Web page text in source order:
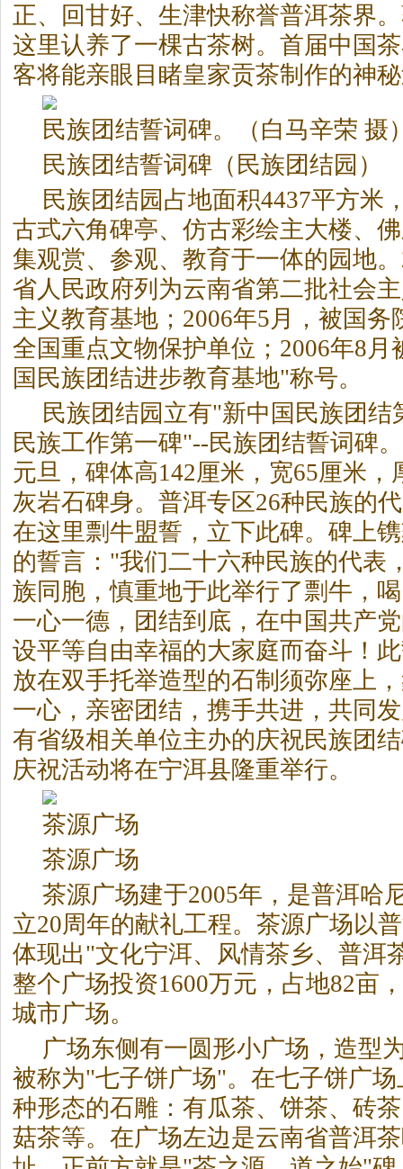
正、回甘好、生津快称誉普洱茶界
这里认养了一棵古茶树。首届中国茶
客将能亲眼目睹皇家贡茶制作的神
民族团结誓词碑。（白马辛荣 摄
民族团结誓词碑（民族团结园）
民族团结园占地面积4437平方米
古式六角碑亭、仿古彩绘主大楼、
集观赏、参观、教育于一体的园地
省人民政府列为云南省第二批社会
主义教育基地；2006年5月，被国务
全国重点文物保护单位；2006年8
国民族团结进步教育基地"称号。
民族团结园立有"新中国民族团
民族工作第一碑"--民族团结誓词碑
元旦，碑体高142厘米，宽65厘米，
灰岩石碑身。普洱专区26种民族的
在这里剽牛盟誓，立下此碑。碑上
的誓言："我们二十六种民族的代表
族同胞，慎重地于此举行了剽牛，
一心一德，团结到底，在中国共产
设平等自由幸福的大家庭而奋斗！
放在双手托举造型的石制须弥座上
一心，亲密团结，携手共进，共同
有省级相关单位主办的庆祝民族团
庆祝活动将在宁洱县隆重举行。
茶源广场
茶源广场
茶源广场建于2005年，是普洱哈
立20周年的献礼工程。 茶源广场以
体现出"文化宁洱、风情茶乡、普洱
整个广场投资1600万元，占地82亩
城市广场。
广场东侧有一圆形小广场，造型
被称为"七子饼广场"。在七子饼广
种形态的石雕：有瓜茶、饼茶、砖茶
菇茶等。在广场左边是云南省普洱茶